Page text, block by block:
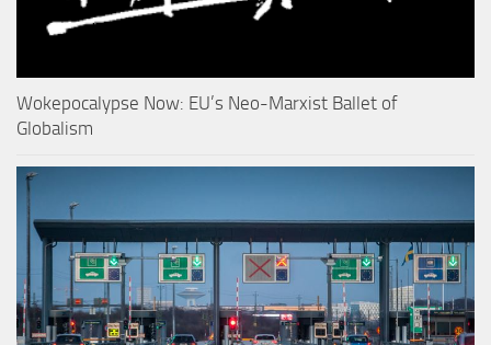
Wokepocalypse Now: EU’s Neo-Marxist Ballet of
Globalism